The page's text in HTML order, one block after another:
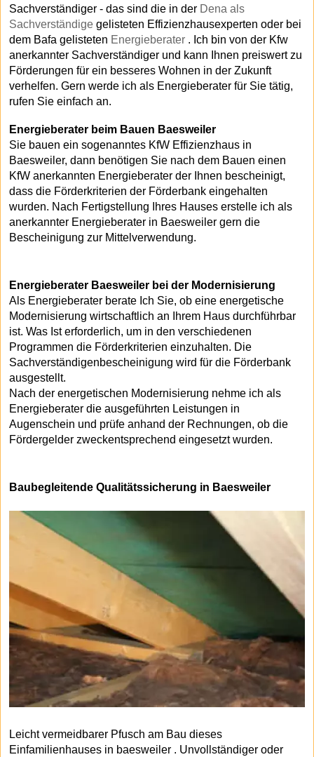
Sachverständiger - das sind die in der Dena als
Sachverständige gelisteten Effizienzhausexperten oder bei
dem Bafa gelisteten Energieberater . Ich bin von der Kfw
anerkannter Sachverständiger und kann Ihnen preiswert zu
Förderungen für ein besseres Wohnen in der Zukunft
verhelfen. Gern werde ich als Energieberater für Sie tätig,
rufen Sie einfach an.
Energieberater beim Bauen Baesweiler
Sie bauen ein sogenanntes KfW Effizienzhaus in
Baesweiler, dann benötigen Sie nach dem Bauen einen
KfW anerkannten Energieberater der Ihnen bescheinigt,
dass die Förderkriterien der Förderbank eingehalten
wurden. Nach Fertigstellung Ihres Hauses erstelle ich als
anerkannter Energieberater in Baesweiler gern die
Bescheinigung zur Mittelverwendung.
Energieberater Baesweiler bei der Modernisierung
Als Energieberater berate Ich Sie, ob eine energetische
Modernisierung wirtschaftlich an Ihrem Haus durchführbar
ist. Was Ist erforderlich, um in den verschiedenen
Programmen die Förderkriterien einzuhalten. Die
Sachverständigenbescheinigung wird für die Förderbank
ausgestellt.
Nach der energetischen Modernisierung nehme ich als
Energieberater die ausgeführten Leistungen in
Augenschein und prüfe anhand der Rechnungen, ob die
Fördergelder zweckentsprechend eingesetzt wurden.
Baubegleitende Qualitätssicherung in Baesweiler
Leicht vermeidbarer Pfusch am Bau dieses
Einfamilienhauses in baesweiler . Unvollständiger oder